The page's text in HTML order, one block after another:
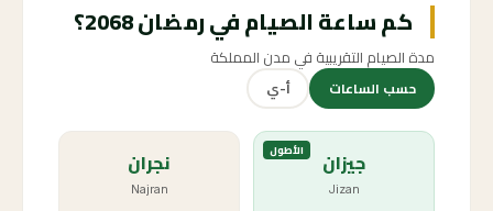
كم ساعة الصيام في رمضان 2068؟
مدة الصيام التقريبية في مدن المملكة
حسب الساعات أ-ي
الأطول جيزان
Jizan
نجران
Najran